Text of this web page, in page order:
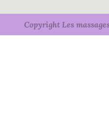
Copyright Les